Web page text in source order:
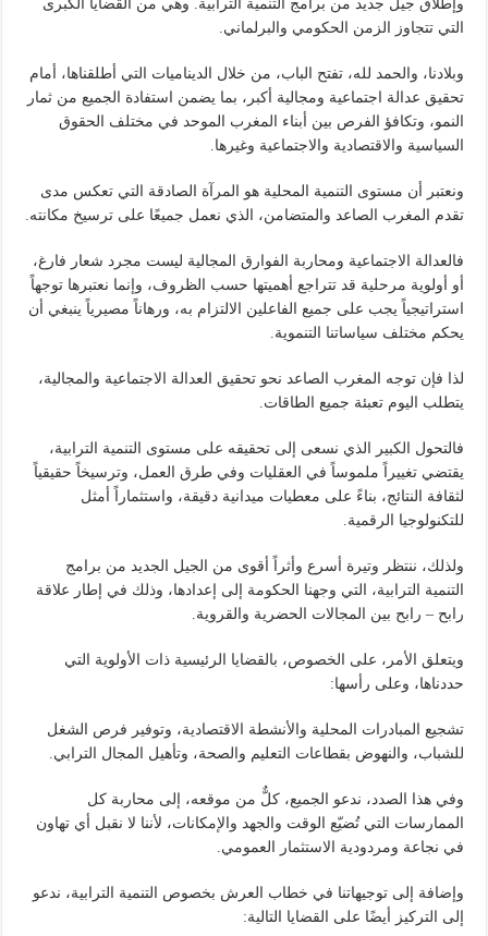
وإطلاق جيل جديد من برامج التنمية الترابية. وهي من القضايا الكبرى
التي تتجاوز الزمن الحكومي والبرلماني.
وبلادنا، والحمد لله، تفتح الباب، من خلال الديناميات التي أطلقناها، أمام
تحقيق عدالة اجتماعية ومجالية أكبر، بما يضمن استفادة الجميع من ثمار
النمو، وتكافؤ الفرص بين أبناء المغرب الموحد في مختلف الحقوق
السياسية والاقتصادية والاجتماعية وغيرها.
ونعتبر أن مستوى التنمية المحلية هو المرآة الصادقة التي تعكس مدى
تقدم المغرب الصاعد والمتضامن، الذي نعمل جميعًا على ترسيخ مكانته.
فالعدالة الاجتماعية ومحاربة الفوارق المجالية ليست مجرد شعار فارغ،
أو أولوية مرحلية قد تتراجع أهميتها حسب الظروف، وإنما نعتبرها توجهاً
استراتيجياً يجب على جميع الفاعلين الالتزام به، ورهاناً مصيرياً ينبغي أن
يحكم مختلف سياساتنا التنموية.
لذا فإن توجه المغرب الصاعد نحو تحقيق العدالة الاجتماعية والمجالية،
يتطلب اليوم تعبئة جميع الطاقات.
فالتحول الكبير الذي نسعى إلى تحقيقه على مستوى التنمية الترابية،
يقتضي تغييراً ملموساً في العقليات وفي طرق العمل، وترسيخاً حقيقياً
لثقافة النتائج، بناءً على معطيات ميدانية دقيقة، واستثماراً أمثل
للتكنولوجيا الرقمية.
ولذلك، ننتظر وتيرة أسرع وأثراً أقوى من الجيل الجديد من برامج
التنمية الترابية، التي وجهنا الحكومة إلى إعدادها، وذلك في إطار علاقة
رابح – رابح بين المجالات الحضرية والقروية.
ويتعلق الأمر، على الخصوص، بالقضايا الرئيسية ذات الأولوية التي
حددناها، وعلى رأسها:
تشجيع المبادرات المحلية والأنشطة الاقتصادية، وتوفير فرص الشغل
للشباب، والنهوض بقطاعات التعليم والصحة، وتأهيل المجال الترابي.
وفي هذا الصدد، ندعو الجميع، كلٌّ من موقعه، إلى محاربة كل
الممارسات التي تُضيّع الوقت والجهد والإمكانات، لأننا لا نقبل أي تهاون
في نجاعة ومردودية الاستثمار العمومي.
وإضافة إلى توجيهاتنا في خطاب العرش بخصوص التنمية الترابية، ندعو
إلى التركيز أيضًا على القضايا التالية: